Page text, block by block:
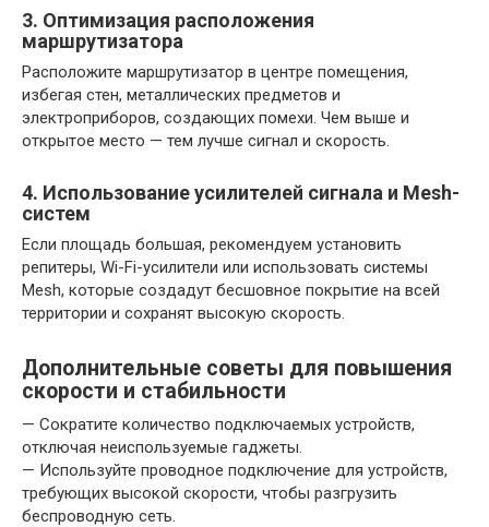
3. Оптимизация расположения
маршрутизатора
Расположите маршрутизатор в центре помещения,
избегая стен, металлических предметов и
электроприборов, создающих помехи. Чем выше и
открытое место — тем лучше сигнал и скорость.
4. Использование усилителей сигнала и Mesh-
систем
Если площадь большая, рекомендуем установить
репитеры, Wi-Fi-усилители или использовать системы
Mesh, которые создадут бесшовное покрытие на всей
территории и сохранят высокую скорость.
Дополнительные советы для повышения
скорости и стабильности
— Сократите количество подключаемых устройств,
отключая неиспользуемые гаджеты.
— Используйте проводное подключение для устройств,
требующих высокой скорости, чтобы разгрузить
беспроводную сеть.